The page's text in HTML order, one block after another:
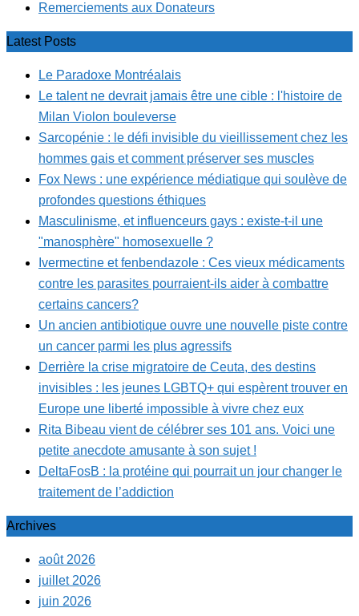
Remerciements aux Donateurs
Latest Posts
Le Paradoxe Montréalais
Le talent ne devrait jamais être une cible : l'histoire de
Milan Violon bouleverse
Sarcopénie : le défi invisible du vieillissement chez les
hommes gais et comment préserver ses muscles
Fox News : une expérience médiatique qui soulève de
profondes questions éthiques
Masculinisme, et influenceurs gays : existe-t-il une
"manosphère" homosexuelle ?
Ivermectine et fenbendazole : Ces vieux médicaments
contre les parasites pourraient-ils aider à combattre
certains cancers?
Un ancien antibiotique ouvre une nouvelle piste contre
un cancer parmi les plus agressifs
Derrière la crise migratoire de Ceuta, des destins
invisibles : les jeunes LGBTQ+ qui espèrent trouver en
Europe une liberté impossible à vivre chez eux
Rita Bibeau vient de célébrer ses 101 ans. Voici une
petite anecdote amusante à son sujet !
DeltaFosB : la protéine qui pourrait un jour changer le
traitement de l’addiction
Archives
août 2026
juillet 2026
juin 2026